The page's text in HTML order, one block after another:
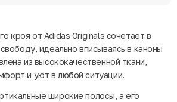
кроя от Adidas Originals сочетает в
идеально вписываясь в каноны
из высококачественной ткани,
и уют в любой ситуации.
широкие полосы, а его